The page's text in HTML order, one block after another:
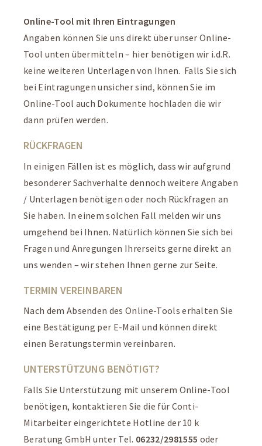
Online-Tool mit Ihren Eintragungen
Angaben können Sie uns direkt über unser Online-
Tool unten übermitteln – hier benötigen wir i.d.R.
keine weiteren Unterlagen von Ihnen. Falls Sie sich
bei Eintragungen unsicher sind, können Sie im
Online-Tool auch Dokumente hochladen die wir
dann prüfen werden.
RÜCKFRAGEN
In einigen Fällen ist es möglich, dass wir aufgrund
besonderer Sachverhalte dennoch weitere Angaben
/ Unterlagen benötigen oder noch Rückfragen an
Sie haben. In einem solchen Fall melden wir uns
umgehend bei Ihnen. Natürlich können Sie sich bei
Fragen und Anregungen Ihrerseits gerne direkt an
uns wenden – wir stehen Ihnen gerne zur Seite.
TERMIN VEREINBAREN
Nach dem Absenden des Online-Tools erhalten Sie
eine Bestätigung per E-Mail und können direkt
einen Beratungstermin vereinbaren.
UNTERSTÜTZUNG BENÖTIGT?
Falls Sie Unterstützung mit unserem Online-Tool
benötigen, kontaktieren Sie die für Conti-
Mitarbeiter eingerichtete Hotline der 10 k
Beratung GmbH unter Tel. 06232/2981555 oder